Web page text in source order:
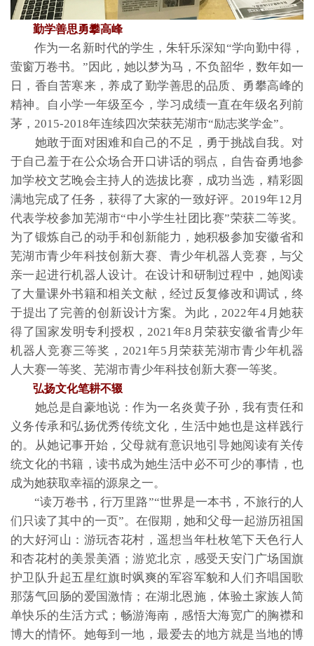
勤学善思勇攀高峰
作为一名新时代的学生，朱轩乐深知“学向勤中得，
萤窗万卷书。”因此，她以梦为马，不负韶华，数年如一
日，香自苦寒来，养成了勤学善思的品质、勇攀高峰的
精神。自小学一年级至今，学习成绩一直在年级名列前
茅，2015-2018年连续四次荣获芜湖市“励志奖学金”。
她敢于面对困难和自己的不足，勇于挑战自我。对
于自己羞于在公众场合开口讲话的弱点，自告奋勇地参
加学校文艺晚会主持人的选拔比赛，成功当选，精彩圆
满地完成了任务，获得了大家的一致好评。2019年12月
代表学校参加芜湖市“中小学生社团比赛”荣获二等奖。
为了锻炼自己的动手和创新能力，她积极参加安徽省和
芜湖市青少年科技创新大赛、青少年机器人竞赛，与父
亲一起进行机器人设计。在设计和研制过程中，她阅读
了大量课外书籍和相关文献，经过反复修改和调试，终
于提出了完善的创新设计方案。为此，2022年4月她获
得了国家发明专利授权，2021年8月荣获安徽省青少年
机器人竞赛三等奖，2021年5月荣获芜湖市青少年机器
人大赛一等奖、芜湖市青少年科技创新大赛一等奖。
弘扬文化笔耕不辍
她总是自豪地说：作为一名炎黄子孙，我有责任和
义务传承和弘扬优秀传统文化，生活中她也是这样践行
的。从她记事开始，父母就有意识地引导她阅读有关传
统文化的书籍，读书成为她生活中必不可少的事情，也
成为她获取幸福的源泉之一。
“读万卷书，行万里路”“世界是一本书，不旅行的人
们只读了其中的一页”。在假期，她和父母一起游历祖国
的大好河山：游玩杏花村，遥想当年杜枚笔下天色行人
和杏花村的美景美酒；游览北京，感受天安门广场国旗
护卫队升起五星红旗时飒爽的军容军貌和人们齐唱国歌
那荡气回肠的爱国激情；在湖北恩施，体验土家族人简
单快乐的生活方式；畅游海南，感悟大海宽广的胸襟和
博大的情怀。她每到一地，最爱去的地方就是当地的博